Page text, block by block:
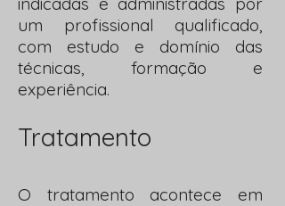
um profissional qualificado,
com estudo e domínio das
técnicas, formação e
experiência.
Tratamento
O tratamento acontece em